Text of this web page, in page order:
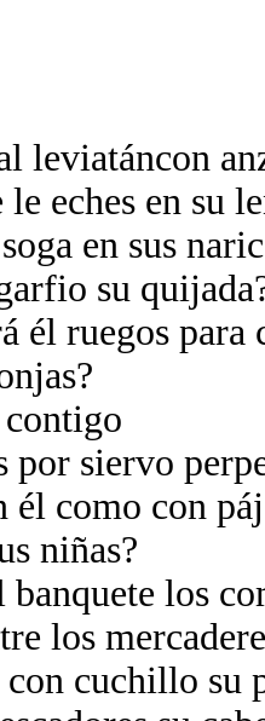
leviatáncon
eches en su
en sus
su
él ruegos para
por siervo
él como con
niñas?
banquete los
los
con cuchillo su